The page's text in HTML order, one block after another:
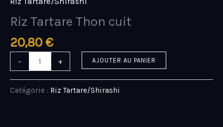
Riz Tartare Thon cuit
20,80 €
- + AJOUTER AU PANIER
Catégorie : Riz Tartare/Shirashi